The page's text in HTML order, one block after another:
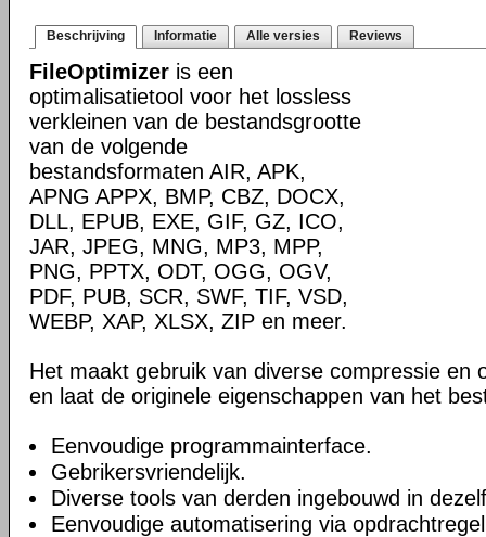
Beschrijving Informatie Alle versies Reviews
FileOptimizer is een
optimalisatietool voor het lossless
verkleinen van de bestandsgrootte
van de volgende
bestandsformaten AIR, APK,
APNG APPX, BMP, CBZ, DOCX,
DLL, EPUB, EXE, GIF, GZ, ICO,
JAR, JPEG, MNG, MP3, MPP,
PNG, PPTX, ODT, OGG, OGV,
PDF, PUB, SCR, SWF, TIF, VSD,
WEBP, XAP, XLSX, ZIP en meer.
Het maakt gebruik van diverse compressie en
en laat de originele eigenschappen van het
Eenvoudige programmainterface.
Gebrikersvriendelijk.
Diverse tools van derden ingebouwd in
Eenvoudige automatisering via